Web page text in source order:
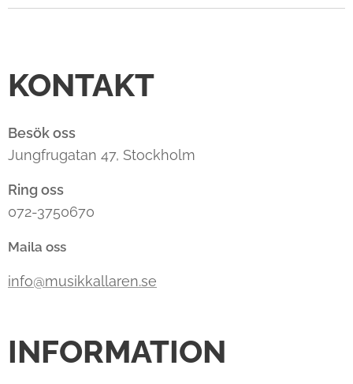
KONTAKT
Besök oss
Jungfrugatan 47, Stockholm
Ring oss
072-3750670
Maila oss
info@musikkallaren.se
INFORMATION